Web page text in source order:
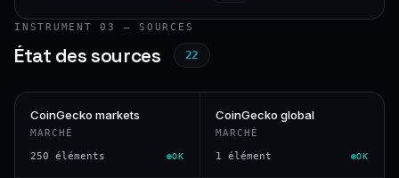
INSTRUMENT 03 — SOURCES
État des sources 22
CoinGecko markets
MARCHÉ
250 éléments OK
CoinGecko global
MARCHÉ
1 élément OK